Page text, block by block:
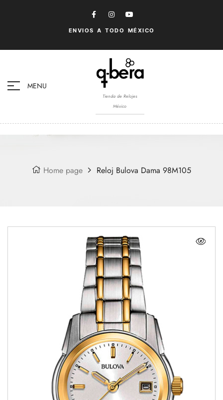
ENVIOS A TODO MÉXICO
MENU
Tienda de Relojes
México
Home page Reloj Bulova Dama 98M105